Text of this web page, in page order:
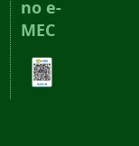
no e-
MEC